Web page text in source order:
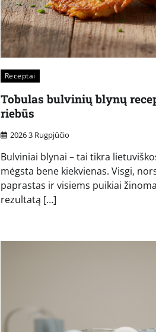
Receptai
Tobulas bulvinių blynų
riebūs
2026 3 Rugpjūčio
Bulviniai blynai – tai tikra
mėgsta bene kiekvienas. Visgi,
paprastas ir visiems puikiai
rezultatą […]